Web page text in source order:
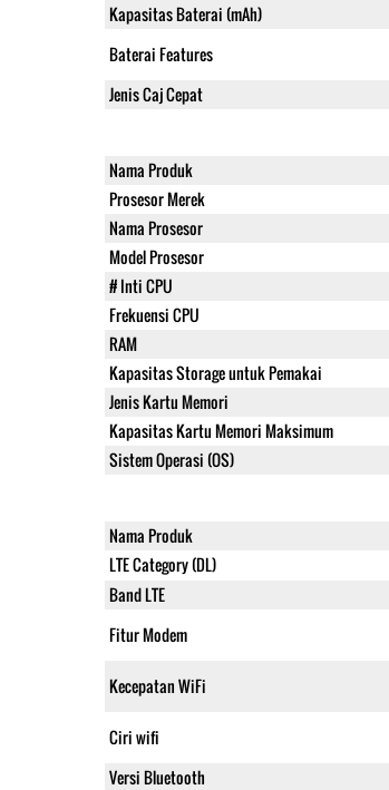
Kapasitas Baterai (mAh)
Baterai Features
Jenis Caj Cepat
Nama Produk
Prosesor Merek
Nama Prosesor
Model Prosesor
# Inti CPU
Frekuensi CPU
RAM
Kapasitas Storage untuk Pemakai
Jenis Kartu Memori
Kapasitas Kartu Memori Maksimum
Sistem Operasi (OS)
Nama Produk
LTE Category (DL)
Band LTE
Fitur Modem
Kecepatan WiFi
Ciri wifi
Versi Bluetooth